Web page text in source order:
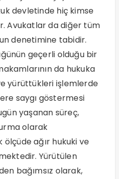
devletinde hiç kimse
Avukatlar da diğer tüm
denetimine tabidir.
geçerli olduğu bir
da hukuka
yürüttükleri işlemlerde
saygı göstermesi
yaşanan süreç,
olarak
ağır hukuki ve
Yürütülen
bağımsız olarak,